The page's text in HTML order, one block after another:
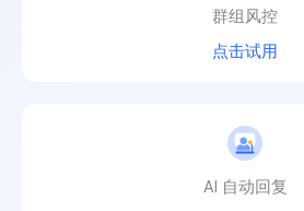
群组风控
点击试用
AI 自动回复